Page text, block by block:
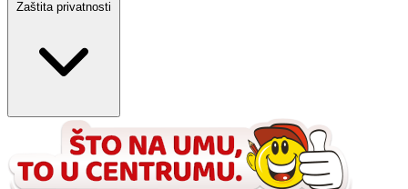
Zaštita privatnosti